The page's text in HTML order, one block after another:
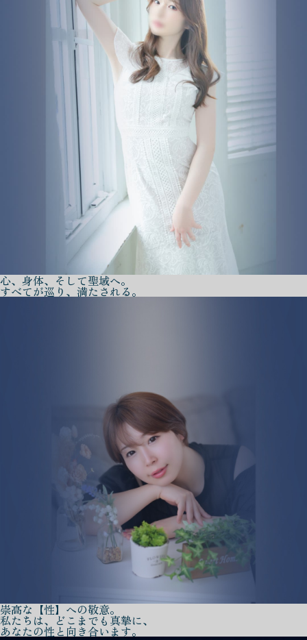
心、身体、そして聖域へ。
すべてが巡り、満たされる。
崇高な【性】への敬意。
私たちは、どこまでも真摯に、
あなたの性と向き合います。